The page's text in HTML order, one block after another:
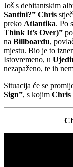
Još s debitantskim
Santini?” Chris
preko Atlantika. Po
Think It’s Over)”
na Billboardu,
mjestu. Bio je to
Istovremeno, u
nezapaženo, te ih
Situacija će se
Sign”, s kojim Chris